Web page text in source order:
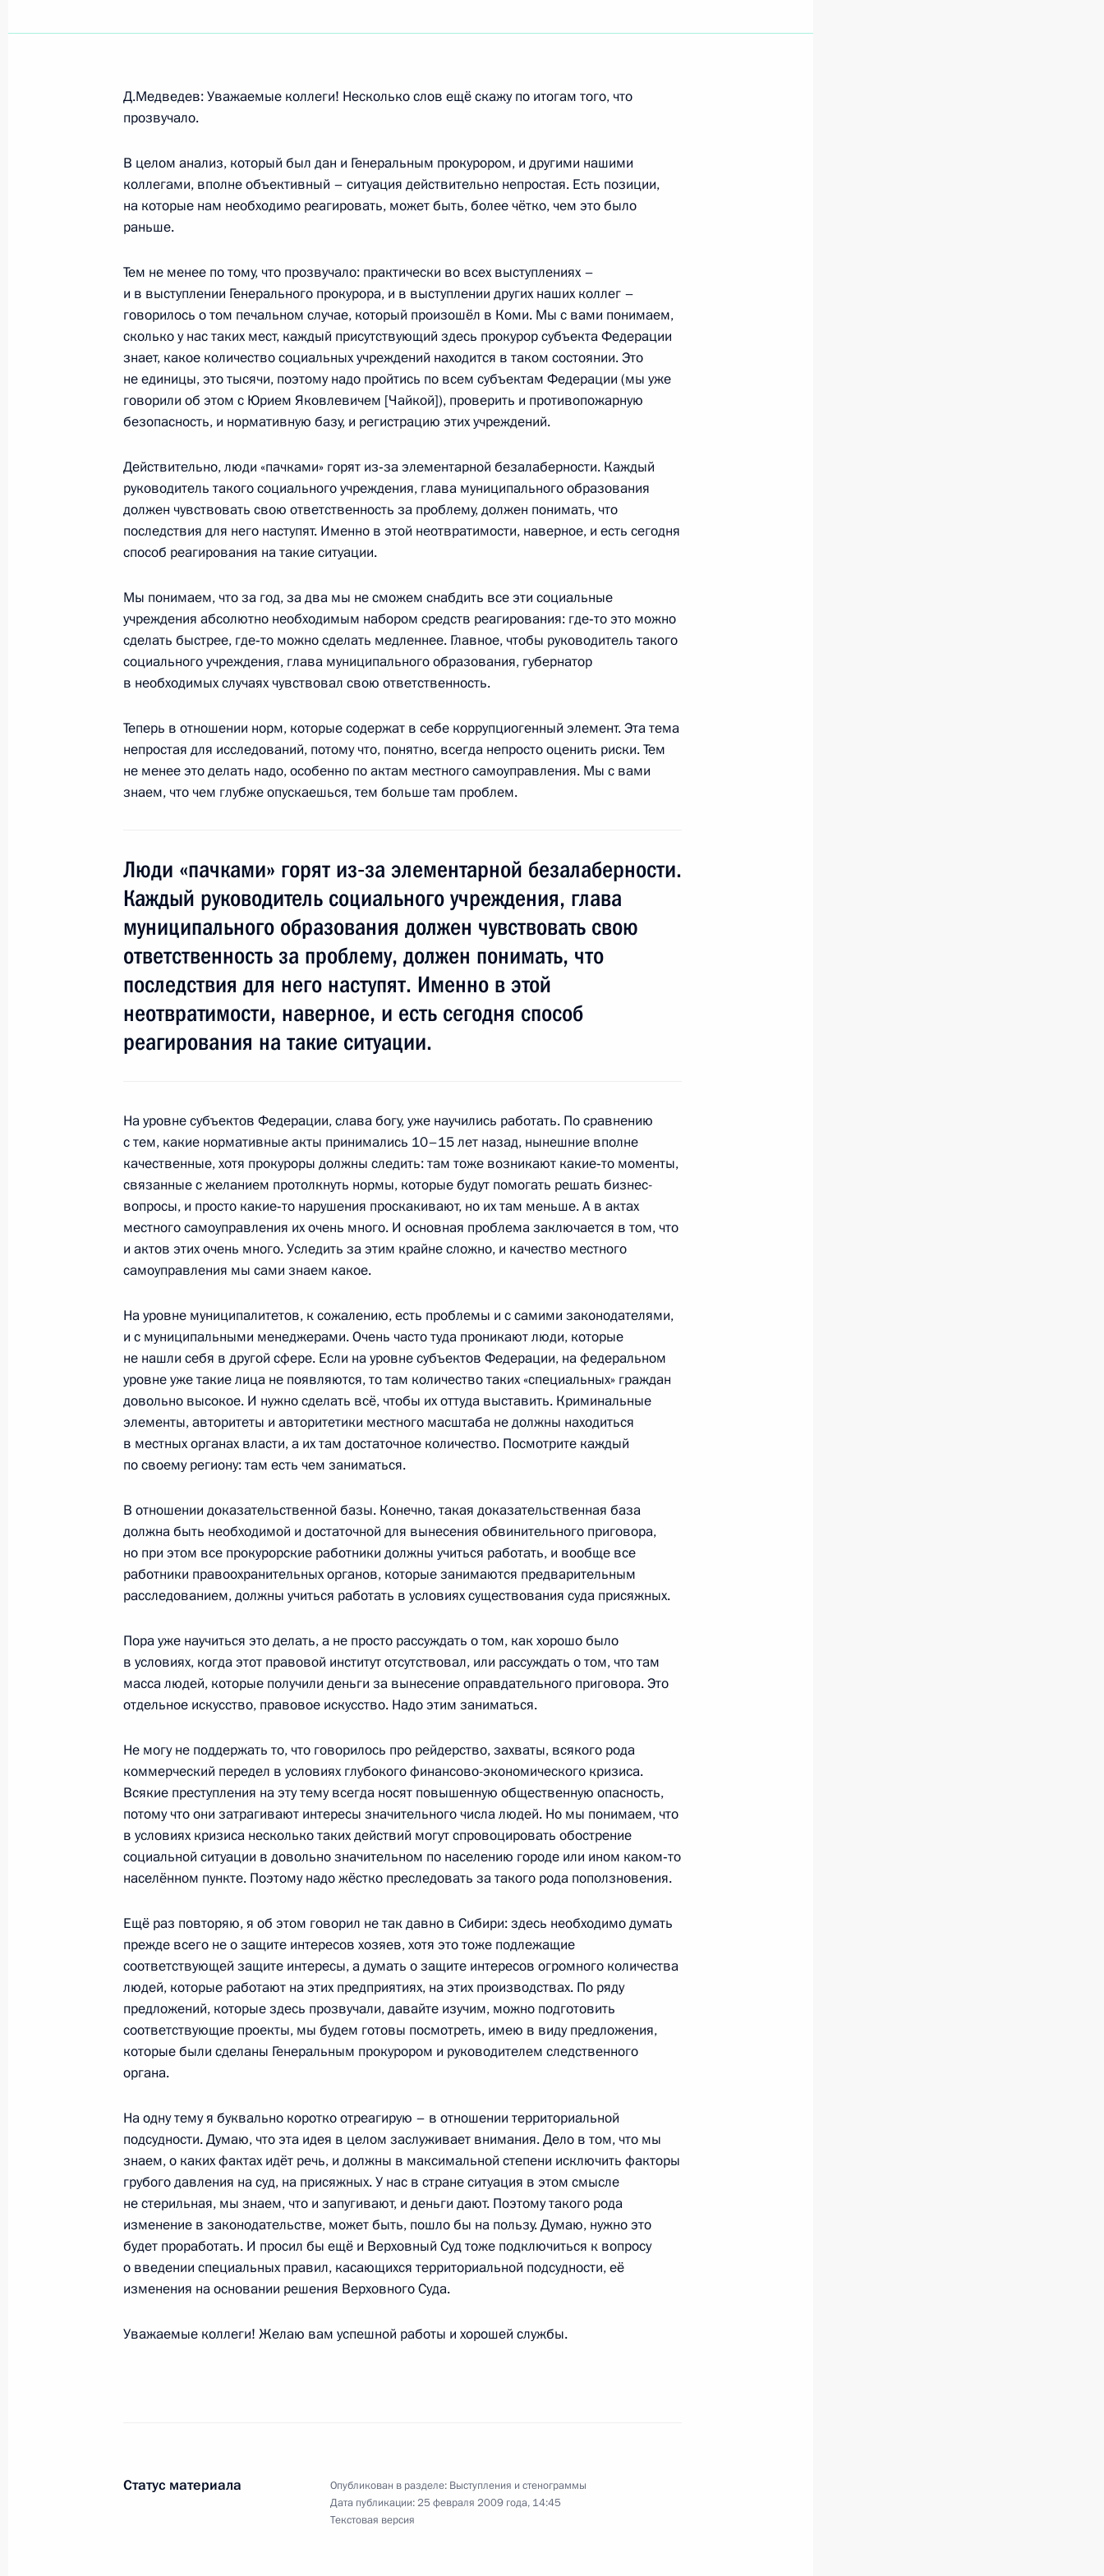
3 марта 2009 года, вторник
3 марта 2009 года, 18:45 Мадрид
высшего законодательного органа государственной власти
Испании
2 марта 2009 года, понедельник
испанского форума «Диалог гражданских обществ»
2 марта 2009 года, 22:10 Мадрид, Центр искусств Королевы Софии
Из рук мэра испанской столицы Альберто Руис-Гальярдона
2 марта 2009 года, 20:00 Мадрид
Встреча с ректорами российских, испанских
Мадрид, Каса де Америка
православной церкви в Бари
1 марта 2009 года, 20:28 Италия, Бари
Интервью представителям испанских СМИ
1 марта 2009 года, 10:00 Московская область, Горки
Выступление на церемонии представления офицеров по случаю
их назначения на вышестоящие командные должности
и присвоения им высших воинских (специальных) званий
27 февраля 2009 года, 14:30 Москва, Кремль
Выступление на церемонии вручения верительных грамот
27 февраля 2009 года, 13:15 Москва, Кремль
26 февраля 2009 года, четверг
Начало встречи с Президентом Черногории Филипом
Вуяновичем
26 февраля 2009 года, 13:15 Москва, Кремль
25 февраля 2009 года, среда
Переговоры с Президентом Йеменской Республики Али Абдаллой
Салехом
25 февраля 2009 года, 17:30 Москва
Заключительное слово на расширенном заседании коллегии
25 февраля 2009 года, 14:45
Вступительное слово на расширенном заседании коллегии
Генеральной прокуратуры
25 февраля 2009 года, 14:40 Москва
24 февраля 2009 года, вторник
Начало встречи с Президентом Таджикистана Эмомали
Рахмоном
24 февраля 2009 года, 14:45 Тверская область, Завидово
21 февраля 2009 года, суббота
Торжественный вечер, посвящённый Дню защитника Отечества
21 февраля 2009 года, 19:49 Москва, театр Российской Армии
1 6м
20 февраля 2009 года, пятница
Выдержки из стенографического отчета о расширенном
повышения эффективности мер государственной поддержки
Государственного совета по вопросам повышения эффективности
мер государственной поддержки реального сектора экономики
Д.Медведев: Уважаемые коллеги! Несколько слов ещё скажу по итогам того, что
прозвучало.
В целом анализ, который был дан и Генеральным прокурором, и другими нашими
коллегами, вполне объективный – ситуация действительно непростая. Есть позиции,
на которые нам необходимо реагировать, может быть, более чётко, чем это было
раньше.
Тем не менее по тому, что прозвучало: практически во всех выступлениях –
и в выступлении Генерального прокурора, и в выступлении других наших коллег –
говорилось о том печальном случае, который произошёл в Коми. Мы с вами понимаем,
сколько у нас таких мест, каждый присутствующий здесь прокурор субъекта Федерации
знает, какое количество социальных учреждений находится в таком состоянии. Это
не единицы, это тысячи, поэтому надо пройтись по всем субъектам Федерации (мы уже
говорили об этом с Юрием Яковлевичем [Чайкой]), проверить и противопожарную
безопасность, и нормативную базу, и регистрацию этих учреждений.
Действительно, люди «пачками» горят из‑за элементарной безалаберности. Каждый
руководитель такого социального учреждения, глава муниципального образования
должен чувствовать свою ответственность за проблему, должен понимать, что
последствия для него наступят. Именно в этой неотвратимости, наверное, и есть сегодня
способ реагирования на такие ситуации.
Мы понимаем, что за год, за два мы не сможем снабдить все эти социальные
учреждения абсолютно необходимым набором средств реагирования: где‑то это можно
сделать быстрее, где‑то можно сделать медленнее. Главное, чтобы руководитель такого
социального учреждения, глава муниципального образования, губернатор
в необходимых случаях чувствовал свою ответственность.
Теперь в отношении норм, которые содержат в себе коррупциогенный элемент. Эта тема
непростая для исследований, потому что, понятно, всегда непросто оценить риски. Тем
не менее это делать надо, особенно по актам местного самоуправления. Мы с вами
знаем, что чем глубже опускаешься, тем больше там проблем.
Люди «пачками» горят из‑за элементарной безалаберности.
Каждый руководитель социального учреждения, глава
муниципального образования должен чувствовать свою
ответственность за проблему, должен понимать, что
последствия для него наступят. Именно в этой
неотвратимости, наверное, и есть сегодня способ
реагирования на такие ситуации.
На уровне субъектов Федерации, слава богу, уже научились работать. По сравнению
с тем, какие нормативные акты принимались 10–15 лет назад, нынешние вполне
качественные, хотя прокуроры должны следить: там тоже возникают какие‑то моменты,
связанные с желанием протолкнуть нормы, которые будут помогать решать бизнес-
вопросы, и просто какие‑то нарушения проскакивают, но их там меньше. А в актах
местного самоуправления их очень много. И основная проблема заключается в том, что
и актов этих очень много. Уследить за этим крайне сложно, и качество местного
самоуправления мы сами знаем какое.
На уровне муниципалитетов, к сожалению, есть проблемы и с самими законодателями,
и с муниципальными менеджерами. Очень часто туда проникают люди, которые
не нашли себя в другой сфере. Если на уровне субъектов Федерации, на федеральном
уровне уже такие лица не появляются, то там количество таких «специальных» граждан
довольно высокое. И нужно сделать всё, чтобы их оттуда выставить. Криминальные
элементы, авторитеты и авторитетики местного масштаба не должны находиться
в местных органах власти, а их там достаточное количество. Посмотрите каждый
по своему региону: там есть чем заниматься.
В отношении доказательственной базы. Конечно, такая доказательственная база
должна быть необходимой и достаточной для вынесения обвинительного приговора,
но при этом все прокурорские работники должны учиться работать, и вообще все
работники правоохранительных органов, которые занимаются предварительным
расследованием, должны учиться работать в условиях существования суда присяжных.
Пора уже научиться это делать, а не просто рассуждать о том, как хорошо было
в условиях, когда этот правовой институт отсутствовал, или рассуждать о том, что там
масса людей, которые получили деньги за вынесение оправдательного приговора. Это
отдельное искусство, правовое искусство. Надо этим заниматься.
Не могу не поддержать то, что говорилось про рейдерство, захваты, всякого рода
коммерческий передел в условиях глубокого финансово-экономического кризиса.
Всякие преступления на эту тему всегда носят повышенную общественную опасность,
потому что они затрагивают интересы значительного числа людей. Но мы понимаем, что
в условиях кризиса несколько таких действий могут спровоцировать обострение
социальной ситуации в довольно значительном по населению городе или ином каком‑то
населённом пункте. Поэтому надо жёстко преследовать за такого рода поползновения.
Ещё раз повторяю, я об этом говорил не так давно в Сибири: здесь необходимо думать
прежде всего не о защите интересов хозяев, хотя это тоже подлежащие
соответствующей защите интересы, а думать о защите интересов огромного количества
людей, которые работают на этих предприятиях, на этих производствах. По ряду
предложений, которые здесь прозвучали, давайте изучим, можно подготовить
соответствующие проекты, мы будем готовы посмотреть, имею в виду предложения,
которые были сделаны Генеральным прокурором и руководителем следственного
органа.
На одну тему я буквально коротко отреагирую – в отношении территориальной
подсудности. Думаю, что эта идея в целом заслуживает внимания. Дело в том, что мы
знаем, о каких фактах идёт речь, и должны в максимальной степени исключить факторы
грубого давления на суд, на присяжных. У нас в стране ситуация в этом смысле
не стерильная, мы знаем, что и запугивают, и деньги дают. Поэтому такого рода
изменение в законодательстве, может быть, пошло бы на пользу. Думаю, нужно это
будет проработать. И просил бы ещё и Верховный Суд тоже подключиться к вопросу
о введении специальных правил, касающихся территориальной подсудности, её
изменения на основании решения Верховного Суда.
Уважаемые коллеги! Желаю вам успешной работы и хорошей службы.
Статус материала Опубликован в разделе: Выступления и стенограммы
Дата публикации:25 февраля 2009 года, 14:45
Текстовая версия